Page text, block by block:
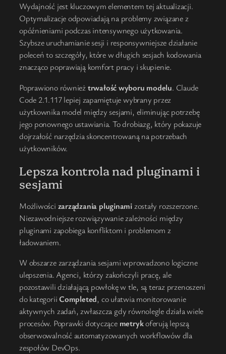
Wydajność jest kluczowym elementem tej aktualizacji.
Optymalizacje odpowiadają na problemy związane z
opóźnieniami podczas intensywnego użytkowania.
Szybsze uruchamianie sesji i responsywniejsze działanie
poleceń to szczegóły, które w długich sesjach kodowania
znacząco poprawiają komfort pracy i skupienie.
Poprawiono równieżtrwałość wyboru modelu. Claude
Code 2.1.117 lepiej zapamiętuje wybrany przez
użytkownika model między sesjami, eliminując potrzebę
jego ponownego ustawiania. To drobiazg, który pokazuje
dojrzałość narzędzia skoncentrowaną na potrzebach
użytkowników.
Lepsza kontrola nad pluginami i
sesjami
Możliwości zarządzania pluginamizostały rozszerzone.
Niezawodniejsze rozwiązywanie zależności między
pluginami zapobiega konfliktom i problemom z
ładowaniem.
W obszarze zarządzania sesjami wprowadzono logiczne
ulepszenia. Agenci, którzy zakończyli pracę, ale
pozostawili działającą powłokę w tle, są teraz przenoszeni
do kategorii Completed, co ułatwia monitorowanie
aktywnych zadań, zwłaszcza gdy równolegle działa wiele
procesów. Poprawki dotyczące metrykoferują lepszą
obserwowalność automatyzowanych workflowów dla
zespołów DevOps.